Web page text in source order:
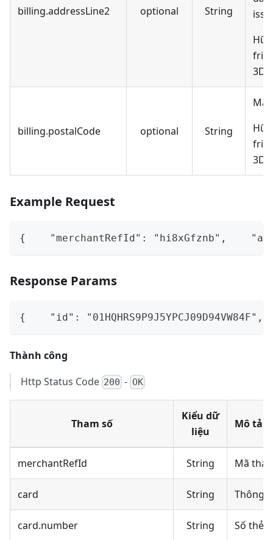
billing.addressLine2 optional String
billing.postalCode optional String
Mã
Example Request
{    "merchantRefId": "hi8xGfznb",
Response Params
{    "id":
Thành công
Http Status Code 200 - OK
Tham số
Kiểu dữ
liệu
Mô tả
merchantRefId String Mã
card String Thông
card.number String Số thẻ